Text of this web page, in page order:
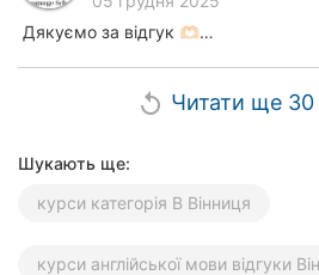
Дякуємо за відгук 🫶🏻…
replay Читати ще 30
Шукають ще:
курси категорія В Вінниця
курси англійської мови відгуки